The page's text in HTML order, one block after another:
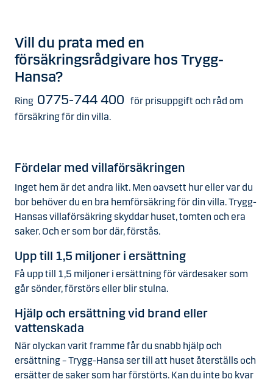
Vill du prata med en
försäkringsrådgivare hos Trygg-
Hansa?
Ring 0775-744 400 för prisuppgift och råd om
försäkring för din villa.
Fördelar med villaförsäkringen
Inget hem är det andra likt. Men oavsett hur eller var du
bor behöver du en bra hemförsäkring för din villa. Trygg-
Hansas villaförsäkring skyddar huset, tomten och era
saker. Och er som bor där, förstås.
Upp till 1,5 miljoner i ersättning
Få upp till 1,5 miljoner i ersättning för värdesaker som
går sönder, förstörs eller blir stulna.
Hjälp och ersättning vid brand eller
vattenskada
När olyckan varit framme får du snabb hjälp och
ersättning – Trygg-Hansa ser till att huset återställs och
ersätter de saker som har förstörts. Kan du inte bo kvar